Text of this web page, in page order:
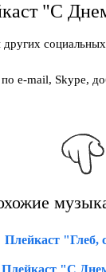
"С
социальных
e-mail, Skype,
Плейкаст "Глеб,